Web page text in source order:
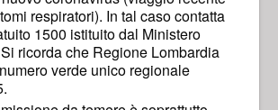
respiratori). In tal caso contatta
1500 istituito dal Ministero
ricorda che Regione Lombardia
verde unico regionale